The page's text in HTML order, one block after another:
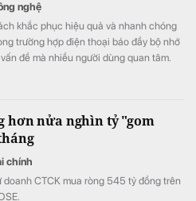
nghệ
khắc phục hiệu quả và nhanh chóng
trường hợp điện thoại báo đầy bộ nhớ
đề mà nhiều người dùng quan tâm.
hơn nửa nghìn tỷ "gom
chính
doanh CTCK mua ròng 545 tỷ đồng trên